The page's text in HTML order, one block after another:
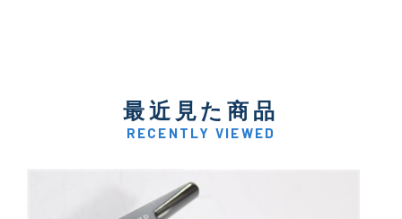
最近見た商品
RECENTLY VIEWED